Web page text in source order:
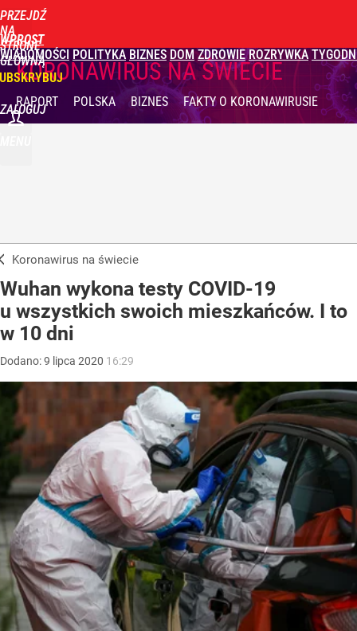
PRZEJDŹ
NA
STRONĘ
GŁÓWNĄ
WPROST
WIADOMOŚCI POLITYKA BIZNES DOM ZDROWIE ROZRYWKA
ZALOGUJ
KORONAWIRUS NA ŚWIECIE
RAPORT POLSKA BIZNES FAKTYO KORONAWIRUSIE
Koronawirus na świecie
Wuhan wykona testy COVID-19
u wszystkich swoich mieszkańców. I to
w 10 dni
Dodano:9 lipca 2020 16:29